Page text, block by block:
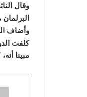
وقال
كلفت
مبينا